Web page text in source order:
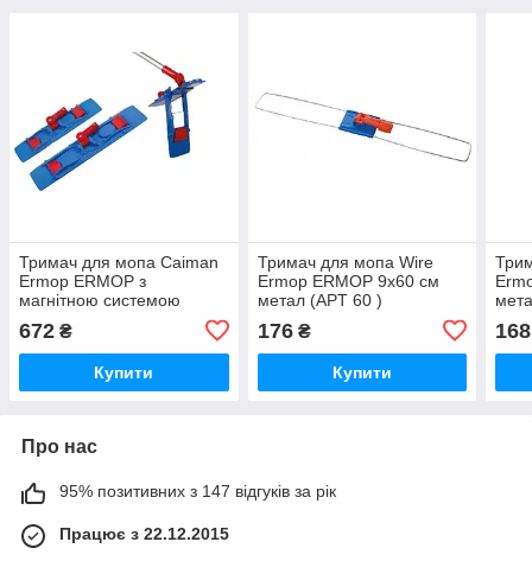
Тримач для мопа Caiman
Ermop ERMOP з
магнітною системою
672 ₴
Купити
Тримач для мопа Wire
Ermop ERMOP 9х60 см
метал (APT 60 )
176₴
Купити
168
Про нас
95% позитивних з 147 відгуків за рік
Працює з 22.12.2015